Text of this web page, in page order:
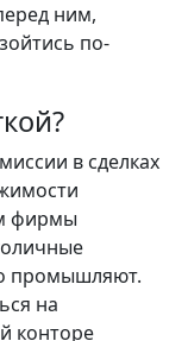
ним,
по-
в сделках
фирмы
промышляют.
на
конторе